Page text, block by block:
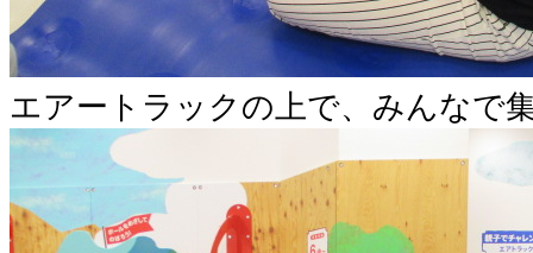
エアートラックの上で、みんなで